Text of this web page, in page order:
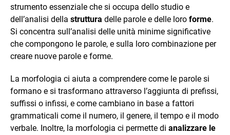
strumento essenziale che si occupa dello studio e
dell’analisi della struttura delle parole e delle loro forme.
Si concentra sull’analisi delle unità minime significative
che compongono le parole, e sulla loro combinazione per
creare nuove parole e forme.
La morfologia ci aiuta a comprendere come le parole si
formano e si trasformano attraverso l’aggiunta di prefissi,
suffissi o infissi, e come cambiano in base a fattori
grammaticali come il numero, il genere, il tempo e il modo
verbale. Inoltre, la morfologia ci permette di analizzare le